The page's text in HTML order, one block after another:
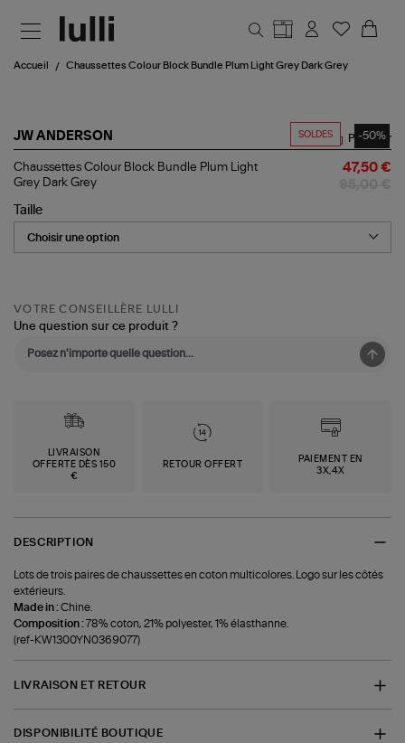
Accueil Chaussettes Colour Block Bundle Plum Light Grey Dark Grey
SOLDES -50%
JW ANDERSON
Chaussettes
Colour
Block
Bundle
Plum
Light
Grey
Partager
Chaussettes Colour Block Bundle Plum Light
Grey Dark Grey
47,50 €
Taille
VOTRE CONSEILLÈRE LULLI
Une question sur ce produit ?
LIVRAISON
OFFERTE DÈS 150
€
RETOUR OFFERT
PAIEMENT EN
3X,4X
DESCRIPTION
Lots de trois paires de chaussettes en coton multicolores. Logo sur les côtés
extérieurs.
Made in :Chine.
Composition : 78% coton, 21% polyester, 1% élasthanne.
(ref-KW1300YN0369077)
LIVRAISON ET RETOUR
DISPONIBILITÉ BOUTIQUE